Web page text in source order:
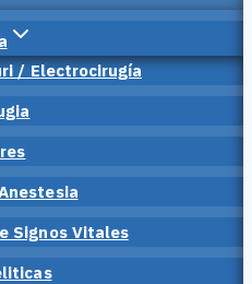
/ Electrocirugía
Signos Vitales